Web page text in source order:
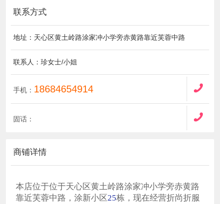
联系方式
地址：天心区黄土岭路涂家冲小学旁赤黄路靠近芙蓉中路
联系人：珍女士/小姐
手机： 18684654914
固话：
商铺详情
本店位于位于天心区黄土岭路涂家冲小学旁赤黄路
靠近芙蓉中路，涂新小区25栋，现在经营折尚折服